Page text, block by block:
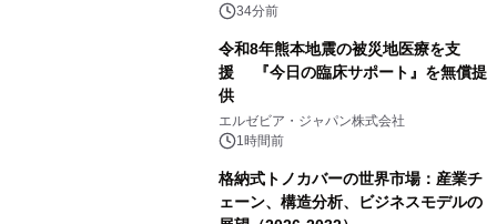
対象iiyama PCのご購入で最大3万円分
34分前
令和8年熊本地震の被災地医療を支
援 『今日の臨床サポート』を無償提
供
エルゼビア・ジャパン株式会社
1時間前
格納式トノカバーの世界市場：産業チ
ェーン、構造分析、ビジネスモデルの